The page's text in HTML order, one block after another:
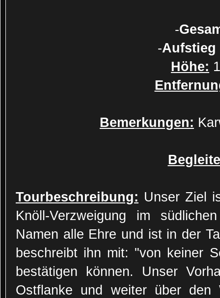
-
-Aufstieg
Höhe:
Bemerkungen:
Tourbeschreibung: Unser Ziel
Knöll-Verzweigung im
Namen alle Ehre und ist in der
beschreibt ihn mit: "von keiner
bestätigen können. Unser
Ostflanke und weiter über den